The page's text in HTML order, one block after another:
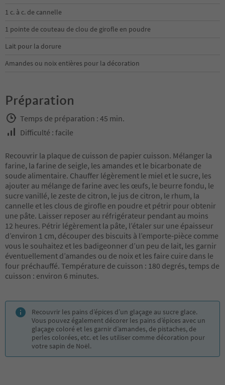
1 c. à c. de cannelle
1 pointe de couteau de clou de girofle en poudre
Lait pour la dorure
Amandes ou noix entières pour la décoration
Préparation
Temps de préparation : 45 min.
Difficulté : facile
Recouvrir la plaque de cuisson de papier cuisson. Mélanger la
farine, la farine de seigle, les amandes et le bicarbonate de
soude alimentaire. Chauffer légèrement le miel et le sucre, les
ajouter au mélange de farine avec les œufs, le beurre fondu, le
sucre vanillé, le zeste de citron, le jus de citron, le rhum, la
cannelle et les clous de girofle en poudre et pétrir pour obtenir
une pâte. Laisser reposer au réfrigérateur pendant au moins
12 heures. Pétrir légèrement la pâte, l’étaler sur une épaisseur
d’environ 1 cm, découper des biscuits à l’emporte-pièce comme
vous le souhaitez et les badigeonner d’un peu de lait, les garnir
éventuellement d’amandes ou de noix et les faire cuire dans le
four préchauffé. Température de cuisson : 180 degrés, temps de
cuisson : environ 6 minutes.
Recouvrir les pains d’épices d’un glaçage au sucre glace.
Vous pouvez également décorer les pains d’épices avec un
glaçage coloré et les garnir d’amandes, de pistaches, de
perles colorées, etc. et les utiliser comme décoration pour
votre sapin de Noël.